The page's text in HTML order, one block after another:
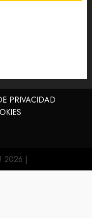
PRIVACIDAD
2026 |